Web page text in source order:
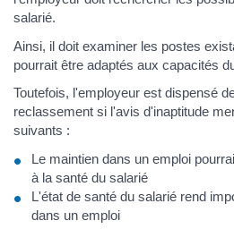
salarié.
Ainsi, il doit examiner les postes
pourrait être adaptés aux capacités
Toutefois, l'employeur est dispensé
reclassement si l'avis d'inaptitude
suivants :
Le maintien dans un emploi
à la santé du salarié
L'état de santé du salarié rend
dans un emploi